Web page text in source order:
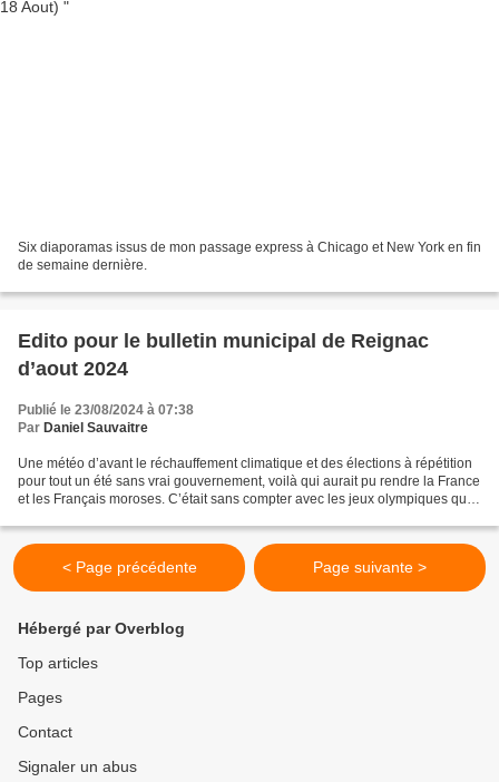
Six diaporamas issus de mon passage express à Chicago et New York en fin
de semaine dernière.
Edito pour le bulletin municipal de Reignac
d’aout 2024
Publié le 23/08/2024 à 07:38
Par Daniel Sauvaitre
Une météo d’avant le réchauffement climatique et des élections à répétition
pour tout un été sans vrai gouvernement, voilà qui aurait pu rendre la France
et les Français moroses. C’était sans compter avec les jeux olympiques qui
< Page précédente Page suivante >
Hébergé par Overblog
Top articles
Pages
Contact
Signaler un abus